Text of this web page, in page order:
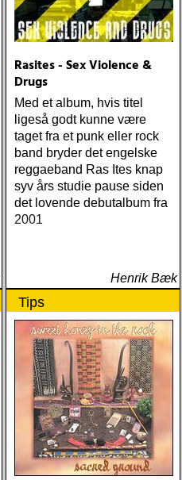
Rasites - Sex Violence &
Drugs
Med et album, hvis titel
ligeså godt kunne være
taget fra et punk eller rock
band bryder det engelske
reggaeband Ras Ites knap
syv års studie pause siden
det lovende debutalbum fra
2001
Henrik Bæk
Tips